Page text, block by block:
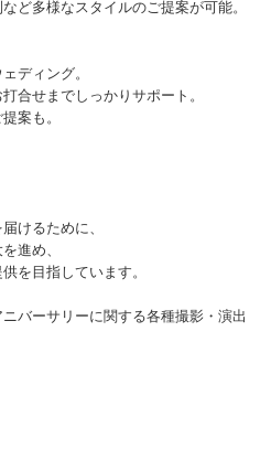
ど多様なスタイルのご提案が可能。
ディング。
合せまでしっかりサポート。
案も。
けるために、
進め、
を目指しています。
バーサリーに関する各種撮影・演出